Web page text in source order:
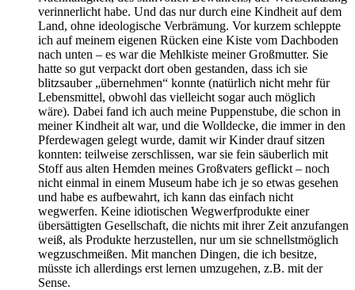
verinnerlicht habe. Und das nur durch eine Kindheit auf dem
Land, ohne ideologische Verbrämung. Vor kurzem schleppte
ich auf meinem eigenen Rücken eine Kiste vom Dachboden
nach unten – es war die Mehlkiste meiner Großmutter. Sie
hatte so gut verpackt dort oben gestanden, dass ich sie
blitzsauber „übernehmen“ konnte (natürlich nicht mehr für
Lebensmittel, obwohl das vielleicht sogar auch möglich
wäre). Dabei fand ich auch meine Puppenstube, die schon in
meiner Kindheit alt war, und die Wolldecke, die immer in den
Pferdewagen gelegt wurde, damit wir Kinder drauf sitzen
konnten: teilweise zerschlissen, war sie fein säuberlich mit
Stoff aus alten Hemden meines Großvaters geflickt – noch
nicht einmal in einem Museum habe ich je so etwas gesehen
und habe es aufbewahrt, ich kann das einfach nicht
wegwerfen. Keine idiotischen Wegwerfprodukte einer
übersättigten Gesellschaft, die nichts mit ihrer Zeit anzufangen
weiß, als Produkte herzustellen, nur um sie schnellstmöglich
wegzuschmeißen. Mit manchen Dingen, die ich besitze,
müsste ich allerdings erst lernen umzugehen, z.B. mit der
Sense.